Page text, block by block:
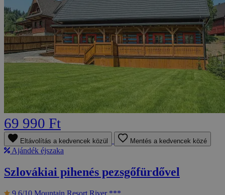
69 990 Ft
Eltávolítás a kedvencek közül Mentés a kedvencek közé
Ajándék éjszaka
Szlovákiai pihenés pezsgőfürdővel